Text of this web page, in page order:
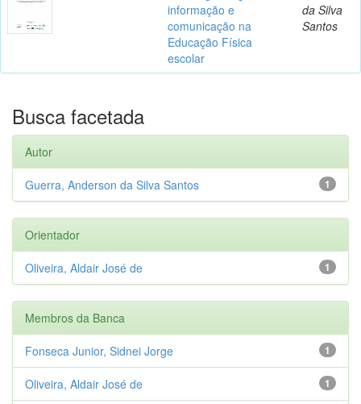
informação e
comunicação na
Educação Física
escolar
da Silva
Santos
Busca facetada
Autor
1
Guerra, Anderson da Silva Santos
Orientador
1
Oliveira, Aldair José de
Membros da Banca
1
Fonseca Junior, Sidnei Jorge
1
Oliveira, Aldair José de